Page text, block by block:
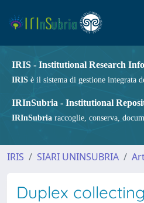
IRIS - Institutional Research
IRIS è il sistema di gestione integrata
IRInSubria - Institutional
IRInSubria raccoglie, conserva,
IRIS SIARI UNINSUBRIA
Duplex